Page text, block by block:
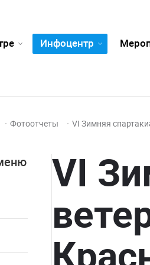
Инфоцентр
Фотоотчеты VI Зимняя
VI